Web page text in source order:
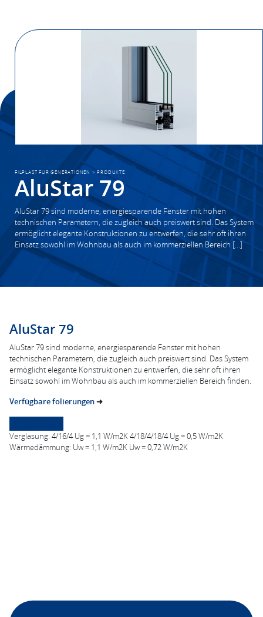
FILPLAST FÜR GENERATIONEN >PRODUKTE
AluStar 79
AluStar 79 sind moderne, energiesparende Fenster mit hohen
technischen Parametern, die zugleich auch preiswert sind. Das System
ermöglicht elegante Konstruktionen zu entwerfen, die sehr oft ihren
Einsatz sowohl im Wohnbau als auch im kommerziellen Bereich […]
AluStar 79
AluStar 79 sind moderne, energiesparende Fenster mit hohen
technischen Parametern, die zugleich auch preiswert sind. Das System
ermöglicht elegante Konstruktionen zu entwerfen, die sehr oft ihren
Einsatz sowohl im Wohnbau als auch im kommerziellen Bereich finden.
Verfügbare folierungen➜
Verglasung: 4/16/4 Ug = 1,1 W/m2K 4/18/4/18/4 Ug = 0,5 W/m2K
Wärmedämmung: Uw = 1,1 W/m2K Uw = 0,72 W/m2K